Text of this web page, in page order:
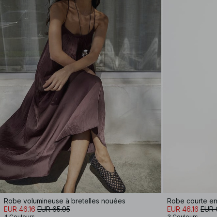
Robe volumineuse à bretelles nouées
EUR 46.16 EUR 65.95
EUR 46.16 EUR